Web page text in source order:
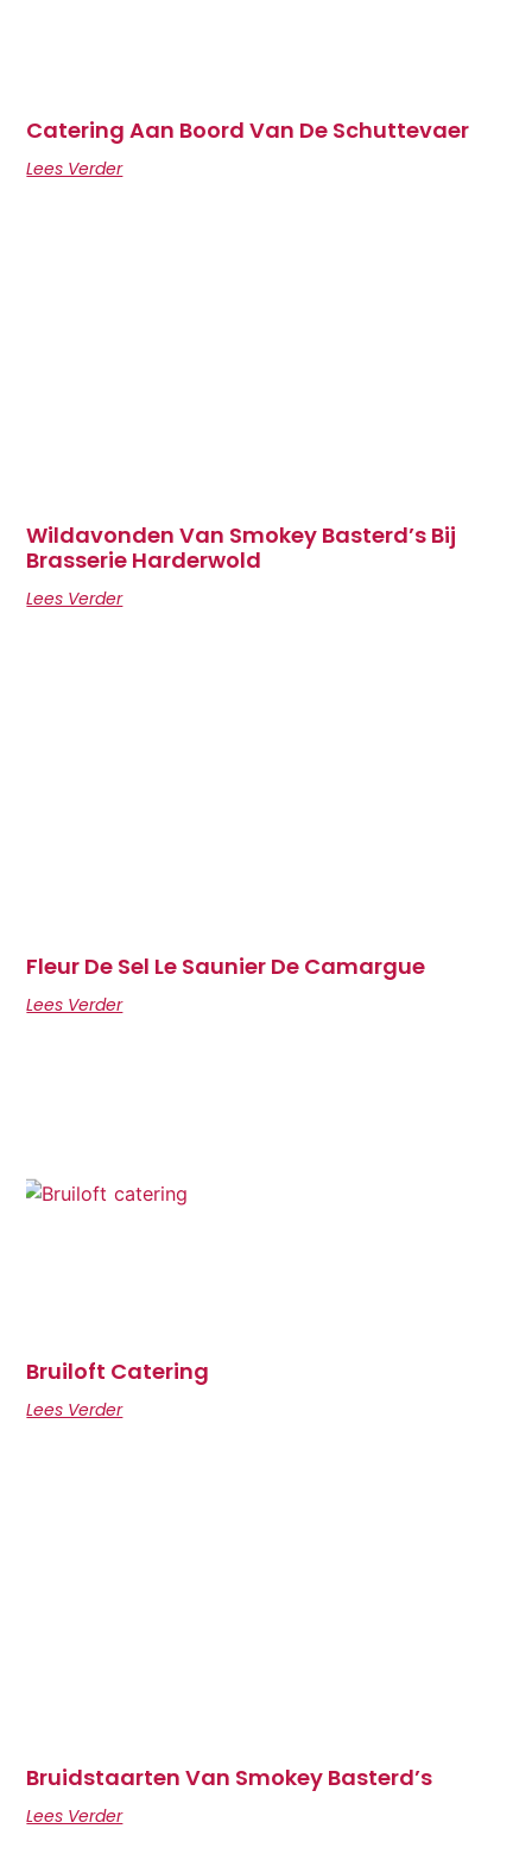
Catering Aan Boord Van De Schuttevaer
Lees Verder
Wildavonden Van Smokey Basterd’s Bij
Brasserie Harderwold
Lees Verder
Fleur De Sel Le Saunier De Camargue
Lees Verder
Bruiloft Catering
Lees Verder
Bruidstaarten Van Smokey Basterd’s
Lees Verder